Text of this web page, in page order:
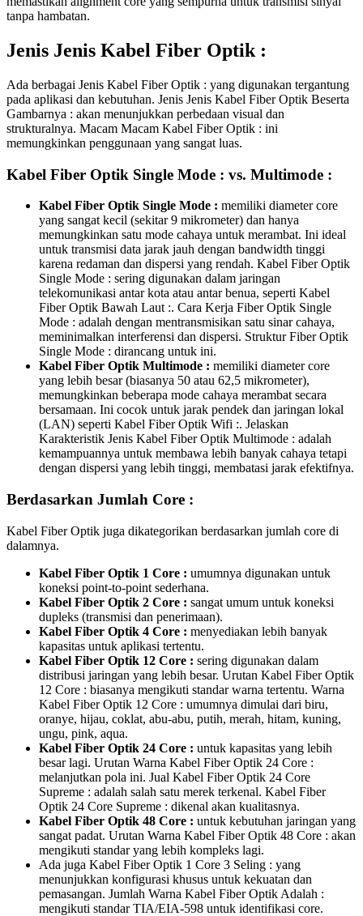
tanpa hambatan.
Jenis Jenis Kabel Fiber Optik :
Ada berbagai Jenis Kabel Fiber Optik : yang digunakan tergantung
pada aplikasi dan kebutuhan. Jenis Jenis Kabel Fiber Optik Beserta
Gambarnya : akan menunjukkan perbedaan visual dan
strukturalnya. Macam Macam Kabel Fiber Optik : ini
memungkinkan penggunaan yang sangat luas.
Kabel Fiber Optik Single Mode : vs. Multimode :
Kabel Fiber Optik Single Mode : memiliki diameter core
yang sangat kecil (sekitar 9 mikrometer) dan hanya
memungkinkan satu mode cahaya untuk merambat. Ini ideal
untuk transmisi data jarak jauh dengan bandwidth tinggi
karena redaman dan dispersi yang rendah. Kabel Fiber Optik
Single Mode : sering digunakan dalam jaringan
telekomunikasi antar kota atau antar benua, seperti Kabel
Fiber Optik Bawah Laut :. Cara Kerja Fiber Optik Single
Mode : adalah dengan mentransmisikan satu sinar cahaya,
meminimalkan interferensi dan dispersi. Struktur Fiber Optik
Single Mode : dirancang untuk ini.
Kabel Fiber Optik Multimode : memiliki diameter core
yang lebih besar (biasanya 50 atau 62,5 mikrometer),
memungkinkan beberapa mode cahaya merambat secara
bersamaan. Ini cocok untuk jarak pendek dan jaringan lokal
(LAN) seperti Kabel Fiber Optik Wifi :. Jelaskan
Karakteristik Jenis Kabel Fiber Optik Multimode : adalah
kemampuannya untuk membawa lebih banyak cahaya tetapi
dengan dispersi yang lebih tinggi, membatasi jarak efektifnya.
Berdasarkan Jumlah Core :
Kabel Fiber Optik juga dikategorikan berdasarkan jumlah core di
dalamnya.
Kabel Fiber Optik 1 Core : umumnya digunakan untuk
koneksi point-to-point sederhana.
Kabel Fiber Optik 2 Core : sangat umum untuk koneksi
dupleks (transmisi dan penerimaan).
Kabel Fiber Optik 4 Core : menyediakan lebih banyak
kapasitas untuk aplikasi tertentu.
Kabel Fiber Optik 12 Core : sering digunakan dalam
distribusi jaringan yang lebih besar. Urutan Kabel Fiber Optik
12 Core : biasanya mengikuti standar warna tertentu. Warna
Kabel Fiber Optik 12 Core : umumnya dimulai dari biru,
oranye, hijau, coklat, abu-abu, putih, merah, hitam, kuning,
ungu, pink, aqua.
Kabel Fiber Optik 24 Core : untuk kapasitas yang lebih
besar lagi. Urutan Warna Kabel Fiber Optik 24 Core :
melanjutkan pola ini. Jual Kabel Fiber Optik 24 Core
Supreme : adalah salah satu merek terkenal. Kabel Fiber
Optik 24 Core Supreme : dikenal akan kualitasnya.
Kabel Fiber Optik 48 Core : untuk kebutuhan jaringan yang
sangat padat. Urutan Warna Kabel Fiber Optik 48 Core : akan
mengikuti standar yang lebih kompleks lagi.
Ada juga Kabel Fiber Optik 1 Core 3 Seling : yang
menunjukkan konfigurasi khusus untuk kekuatan dan
pemasangan. Jumlah Warna Kabel Fiber Optik Adalah :
mengikuti standar TIA/EIA-598 untuk identifikasi core.